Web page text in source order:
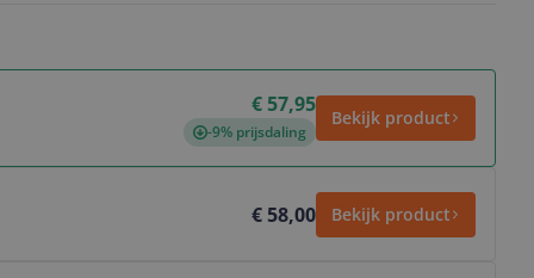
€ 57,95
-9% prijsdaling
Bekijk product
€ 58,00 Bekijk product